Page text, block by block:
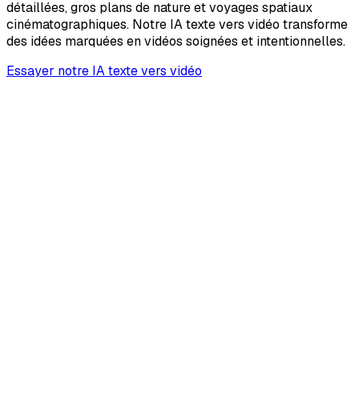
détaillées, gros plans de nature et voyages spatiaux
cinématographiques. Notre IA texte vers vidéo transforme
des idées marquées en vidéos soignées et intentionnelles.
Essayer notre IA texte vers vidéo